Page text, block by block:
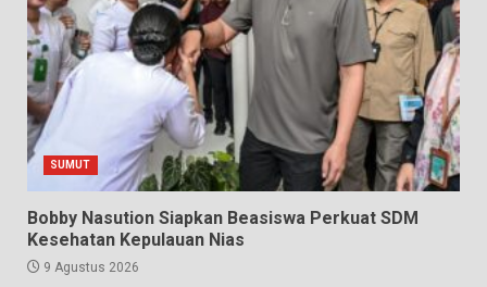
SUMUT
Bobby Nasution Siapkan Beasiswa Perkuat SDM
Kesehatan Kepulauan Nias
9 Agustus 2026